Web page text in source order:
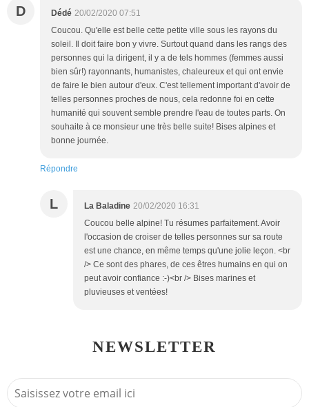
D Dédé 20/02/2020 07:51
Coucou. Qu'elle est belle cette petite ville sous les rayons du
soleil. Il doit faire bon y vivre. Surtout quand dans les rangs des
personnes qui la dirigent, il y a de tels hommes (femmes aussi
bien sûr!) rayonnants, humanistes, chaleureux et qui ont envie
de faire le bien autour d'eux. C'est tellement important d'avoir de
telles personnes proches de nous, cela redonne foi en cette
humanité qui souvent semble prendre l'eau de toutes parts. On
souhaite à ce monsieur une très belle suite! Bises alpines et
bonne journée.
Répondre
L La Baladine 20/02/2020 16:31
Coucou belle alpine! Tu résumes parfaitement. Avoir
l'occasion de croiser de telles personnes sur sa route
est une chance, en même temps qu'une jolie leçon. <br
/> Ce sont des phares, de ces êtres humains en qui on
peut avoir confiance :-)<br /> Bises marines et
pluvieuses et ventées!
NEWSLETTER